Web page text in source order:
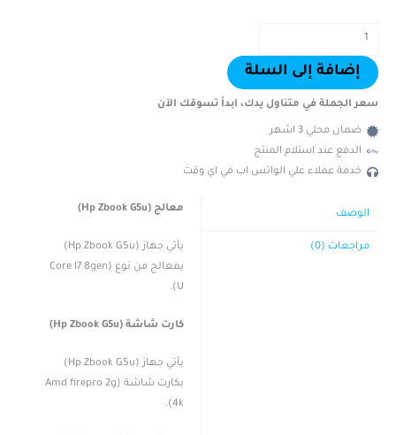
إضافة إلى السلة
سعر الجملة في متناول يدك، ابدأ تسوقك الآن
ضمان محلي 3 اشهر
الدفع عند استلام المنتج
خدمة عملاء علي الواتس اب في اي وقت
الوصف
مراجعات (0)
معالج (Hp Zbook G5u)
يأتي جهاز (Hp Zbook G5u)
بمعالج من نوع (Core I7 8gen
U).
كارت شاشة (Hp Zbook G5u)
يأتي جهاز (Hp Zbook G5u)
بكارت شاشة (Amd firepro 2g
4k).